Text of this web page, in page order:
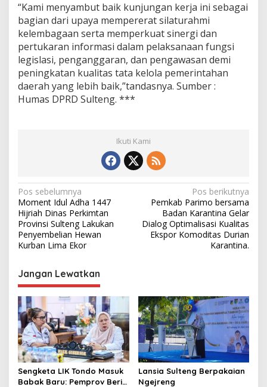
“Kami menyambut baik kunjungan kerja ini sebagai
bagian dari upaya mempererat silaturahmi
kelembagaan serta memperkuat sinergi dan
pertukaran informasi dalam pelaksanaan fungsi
legislasi, penganggaran, dan pengawasan demi
peningkatan kualitas tata kelola pemerintahan
daerah yang lebih baik,”tandasnya. Sumber :
Humas DPRD Sulteng. ***
Ikuti Kami
N
a
v
i
a
s
i
p
o
s
Pos sebelumnya
Moment Idul Adha 1447
Hijriah Dinas Perkimtan
Provinsi Sulteng Lakukan
Penyembelian Hewan
Kurban Lima Ekor
Pos berikutnya
Pemkab Parimo bersama
Badan Karantina Gelar
Dialog Optimalisasi Kualitas
Ekspor Komoditas Durian
Karantina.
Jangan Lewatkan
Sengketa LIK Tondo Masuk
Babak Baru: Pemprov Beri
Lansia Sulteng Berpakaian
Ngejreng